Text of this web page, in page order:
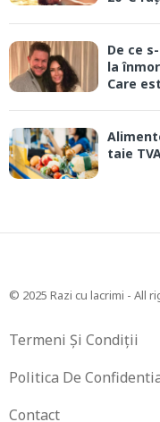
De ce
la
Care
taie
© 2025 Razi cu lacrimi - All
Termeni Și Condiții
Politica De
Contact